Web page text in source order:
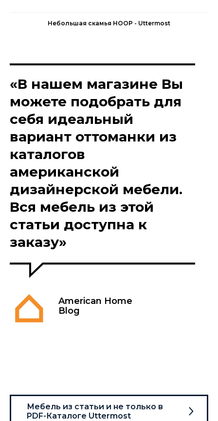
Небольшая скамья HOOP - Uttermost
«В нашем магазине Вы
можете подобрать для
себя идеальный
вариант оттоманки из
каталогов
американской
дизайнерской мебели.
Вся мебель из этой
статьи доступна к
заказу»
American Home
Blog
Мебель из статьи и не только в
PDF-Каталоге Uttermost